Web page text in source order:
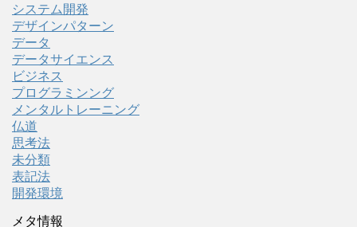
システム開発
デザインパターン
データ
データサイエンス
ビジネス
プログラミンング
メンタルトレーニング
仏道
思考法
未分類
表記法
開発環境
メタ情報